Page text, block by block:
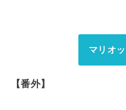
マリオ
【番外】